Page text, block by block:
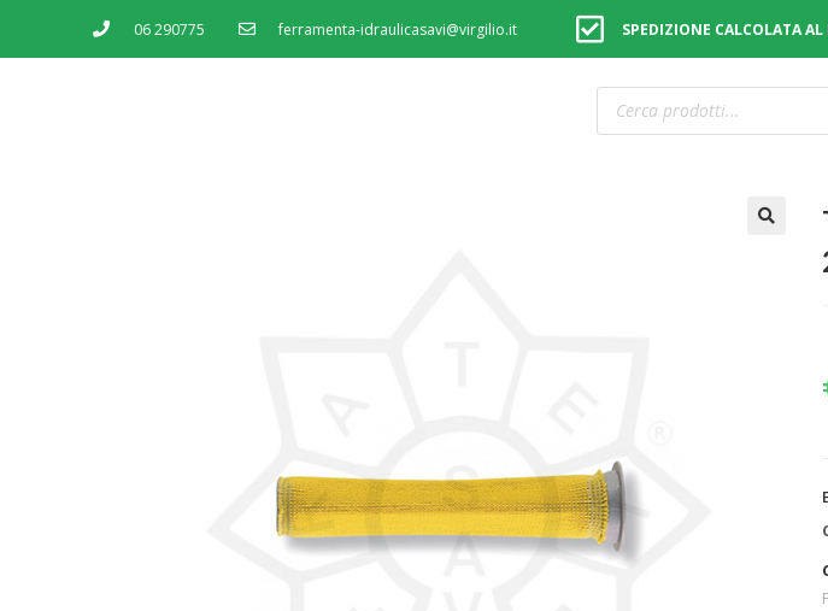
06 290775 ferramenta-idraulicasavi@virgilio.it SPEDIZIONE CALCOLATA